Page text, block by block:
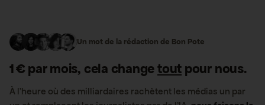
Un mot de la rédaction de Bon Pote
1 € par mois, cela changetout pour nous.
À l’heure où des milliardaires rachètent les médias un par